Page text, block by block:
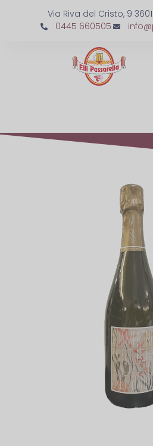
Via Riva del Cristo, 9
0445 660505